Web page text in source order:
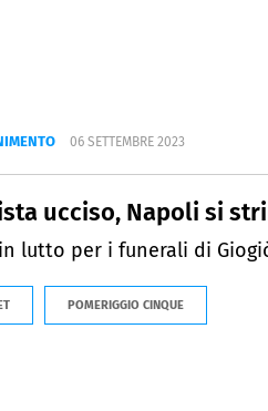
06 SETTEMBRE 2023
ucciso, Napoli si
lutto per i funerali di
POMERIGGIO CINQUE